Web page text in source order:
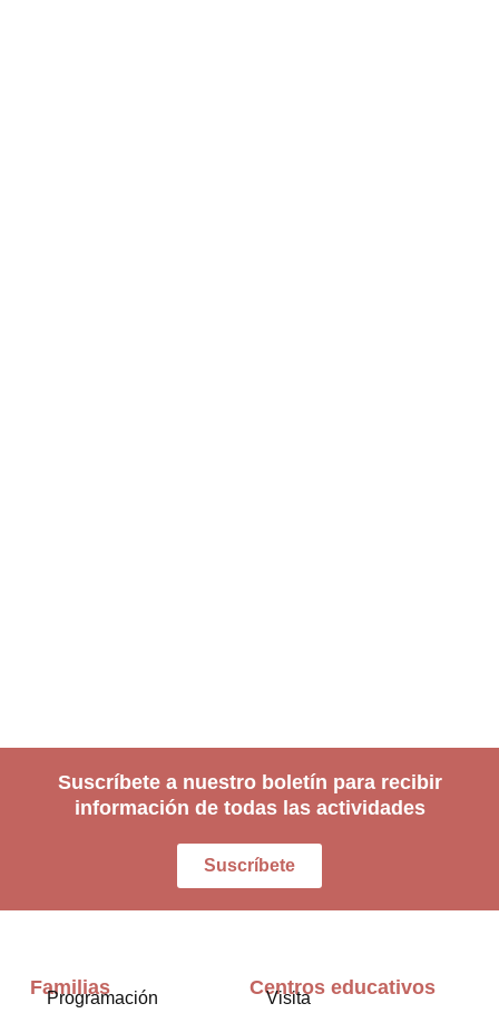
Suscríbete a nuestro boletín para recibir
información de todas las actividades
Suscríbete
Familias
Programación
Centros educativos
Visita